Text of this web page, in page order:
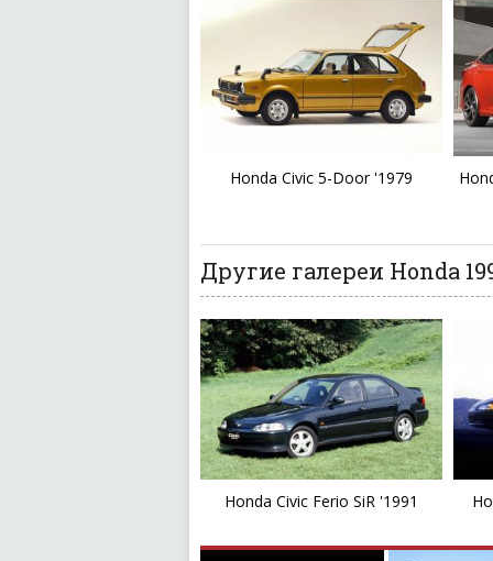
Honda Civic 5-Door '1979
Другие галереи Honda
Honda Civic Ferio SiR '1991